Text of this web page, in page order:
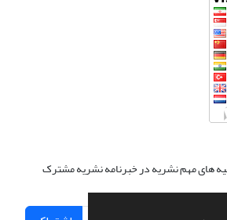
های مهم نشریه در خبرنامه نشریه مشترک